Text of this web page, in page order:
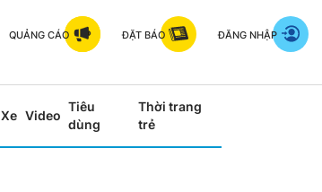
QUẢNG CÁO ĐẶT BÁO ĐĂNG NHẬP
Xe Video
Tiêu
dùng
Thời trang
trẻ